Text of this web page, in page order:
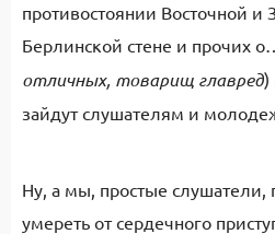
противостоянии Восточной и
Берлинской стене и прочих
отличных, товарищ главред)
зайдут слушателям и
Ну, а мы, простые слушатели,
умереть от сердечного